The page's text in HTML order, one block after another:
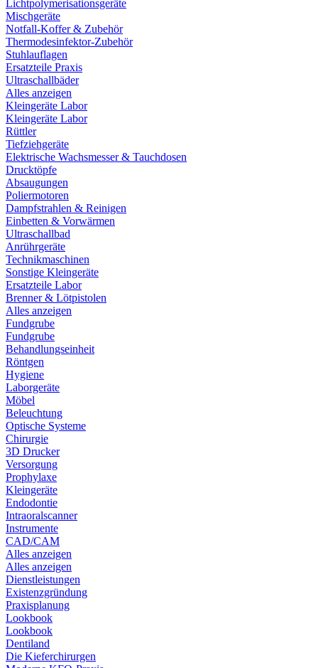
Lichtpolymerisationsgeräte
Mischgeräte
Notfall-Koffer & Zubehör
Thermodesinfektor-Zubehör
Stuhlauflagen
Ersatzteile Praxis
Ultraschallbäder
Alles anzeigen
Kleingeräte Labor
Kleingeräte Labor
Rüttler
Tiefziehgeräte
Elektrische Wachsmesser & Tauchdosen
Drucktöpfe
Absaugungen
Poliermotoren
Dampfstrahlen & Reinigen
Einbetten & Vorwärmen
Ultraschallbad
Anrührgeräte
Technikmaschinen
Sonstige Kleingeräte
Ersatzteile Labor
Brenner & Lötpistolen
Alles anzeigen
Fundgrube
Fundgrube
Behandlungseinheit
Röntgen
Hygiene
Laborgeräte
Möbel
Beleuchtung
Optische Systeme
Chirurgie
3D Drucker
Versorgung
Prophylaxe
Kleingeräte
Endodontie
Intraoralscanner
Instrumente
CAD/CAM
Alles anzeigen
Alles anzeigen
Dienstleistungen
Existenzgründung
Praxisplanung
Lookbook
Lookbook
Dentiland
Die Kieferchirurgen